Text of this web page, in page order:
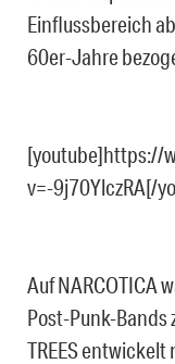
Einflussbereich
60er-Jahre
[youtube]https://
v=-9j70YlczRA[/
Auf NARCOTICA
Post-Punk-Bands
TREES entwickelt